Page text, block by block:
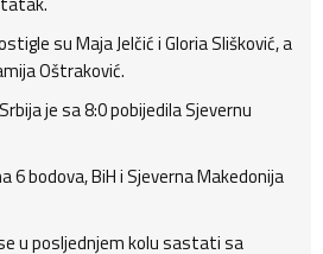
su Maja Jelčić i Gloria Slišković, a
Oštraković.
je sa 8:0 pobijedila Sjevernu
6 bodova, BiH i Sjeverna Makedonija
u posljednjem kolu sastati sa